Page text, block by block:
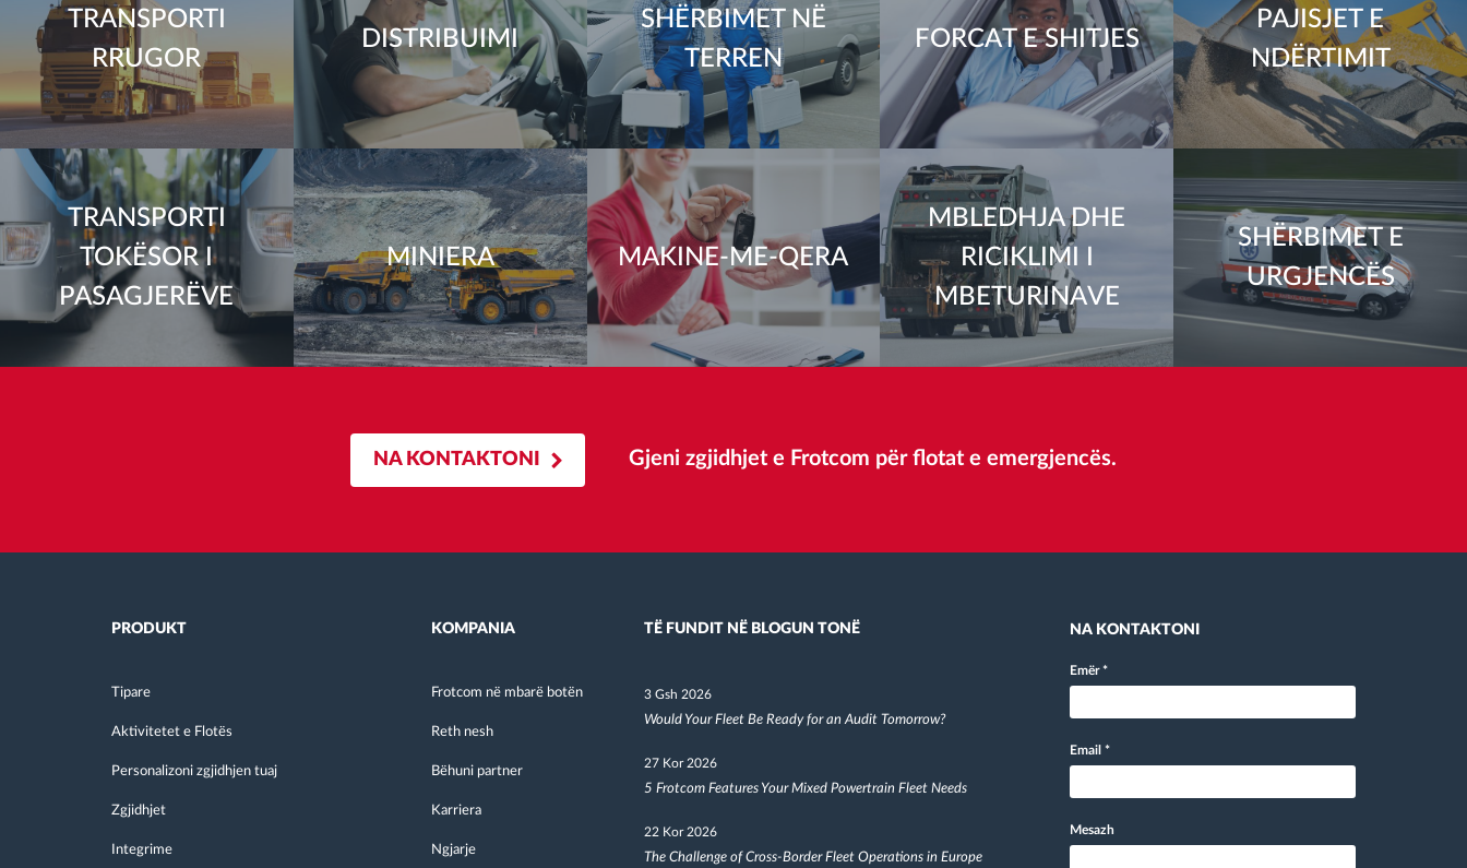
TRANSPORTI
RRUGOR
DISTRIBUIMI
SHËRBIMET NË
TERREN
FORCAT E SHITJES
PAJISJET E
NDËRTIMIT
TRANSPORTI
TOKËSOR I
PASAGJERËVE
MINIERA MAKINE-ME-QERA
MBLEDHJA DHE
RICIKLIMI I
MBETURINAVE
SHËRBIMET E
URGJENCËS
NA KONTAKTONI Gjeni zgjidhjet e Frotcom për flotat e emergjencës.
PRODUKT
Tipare
Aktivitetet e Flotës
Personalizoni zgjidhjen tuaj
Zgjidhjet
Integrime
KOMPANIA
Frotcom në mbarë botën
Reth nesh
Bëhuni partner
Karriera
Ngjarje
TË FUNDIT NË BLOGUN TONË
3 Gsh 2026
Would Your Fleet Be Ready for an Audit Tomorrow?
27 Kor 2026
5 Frotcom Features Your Mixed Powertrain Fleet Needs
22 Kor 2026
The Challenge of Cross-Border Fleet Operations in Europe
NA KONTAKTONI
Emër*
Email *
Mesazh